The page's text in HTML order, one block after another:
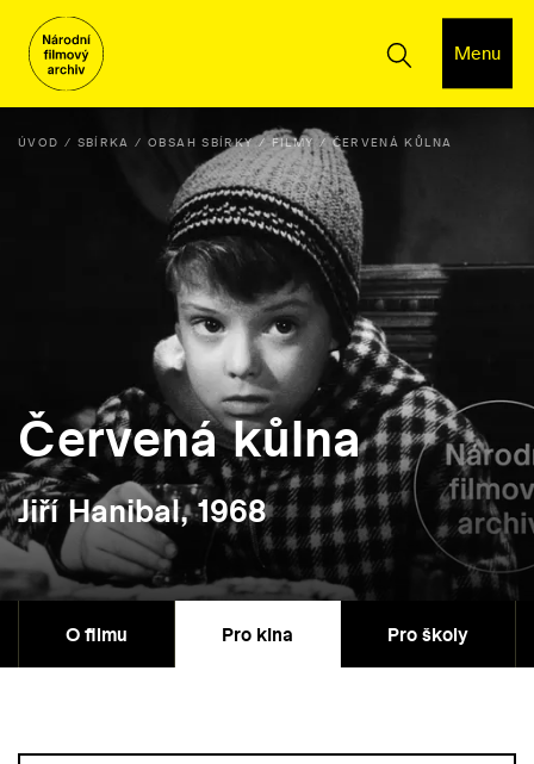
Menu
ÚVOD SBÍRKA OBSAH SBÍRKY FILMY ČERVENÁ KŮLNA
Červená kůlna
Jiří Hanibal, 1968
O filmu Pro kina Pro školy